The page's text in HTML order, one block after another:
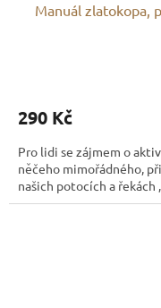
Manuál zlatokopa,
290 Kč
Pro lidi se zájmem o
něčeho mimořádného,
našich potocích a řekách